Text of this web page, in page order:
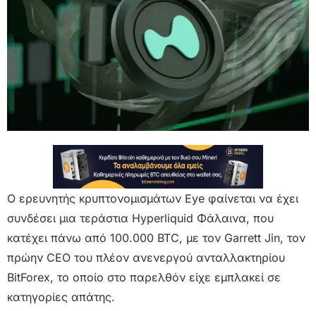
Ο ερευνητής κρυπτονομισμάτων Eye φαίνεται να έχει
συνδέσει μια τεράστια Hyperliquid Φάλαινα, που
κατέχει πάνω από 100.000 BTC, με τον Garrett Jin, τον
πρώην CEO του πλέον ανενεργού ανταλλακτηρίου
BitForex, το οποίο στο παρελθόν είχε εμπλακεί σε
κατηγορίες απάτης.